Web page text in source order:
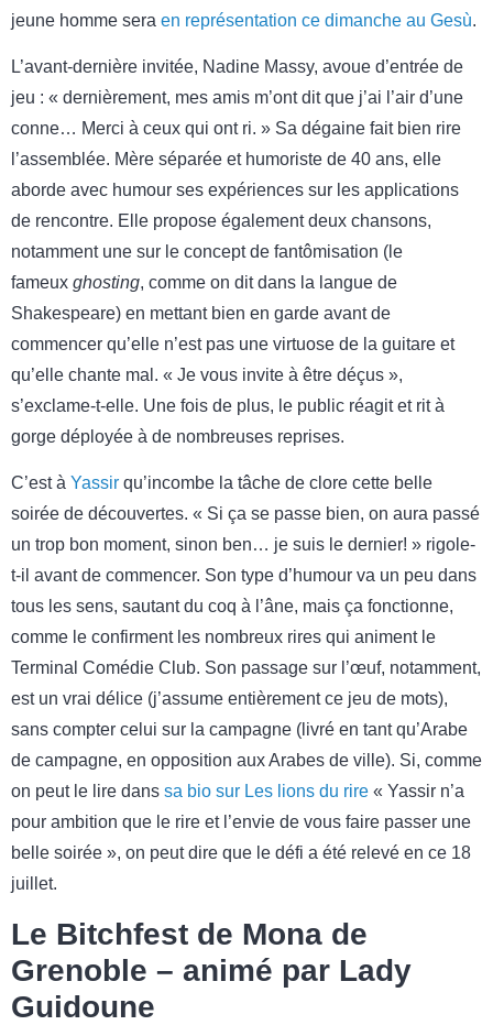
jeune homme sera en représentation ce dimanche au Gesù.
L’avant-dernière invitée, Nadine Massy, avoue d’entrée de
jeu : « dernièrement, mes amis m’ont dit que j’ai l’air d’une
conne… Merci à ceux qui ont ri. » Sa dégaine fait bien rire
l’assemblée. Mère séparée et humoriste de 40 ans, elle
aborde avec humour ses expériences sur les applications
de rencontre. Elle propose également deux chansons,
notamment une sur le concept de fantômisation (le
fameux ghosting, comme on dit dans la langue de
Shakespeare) en mettant bien en garde avant de
commencer qu’elle n’est pas une virtuose de la guitare et
qu’elle chante mal. « Je vous invite à être déçus »,
s’exclame-t-elle. Une fois de plus, le public réagit et rit à
gorge déployée à de nombreuses reprises.
C’est à Yassir qu’incombe la tâche de clore cette belle
soirée de découvertes. « Si ça se passe bien, on aura passé
un trop bon moment, sinon ben… je suis le dernier! » rigole-
t-il avant de commencer. Son type d’humour va un peu dans
tous les sens, sautant du coq à l’âne, mais ça fonctionne,
comme le confirment les nombreux rires qui animent le
Terminal Comédie Club. Son passage sur l’œuf, notamment,
est un vrai délice (j’assume entièrement ce jeu de mots),
sans compter celui sur la campagne (livré en tant qu’Arabe
de campagne, en opposition aux Arabes de ville). Si, comme
on peut le lire dans sa bio sur Les lions du rire « Yassir n’a
pour ambition que le rire et l’envie de vous faire passer une
belle soirée », on peut dire que le défi a été relevé en ce 18
juillet.
Le Bitchfest de Mona de
Grenoble – animé par Lady
Guidoune